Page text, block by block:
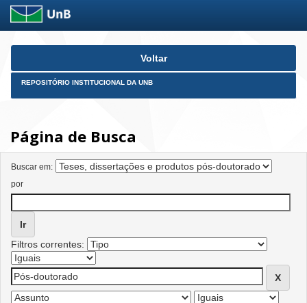
Skip
Voltar
REPOSITÓRIO INSTITUCIONAL DA UNB
Página de Busca
Buscar em:
por
Filtros correntes: